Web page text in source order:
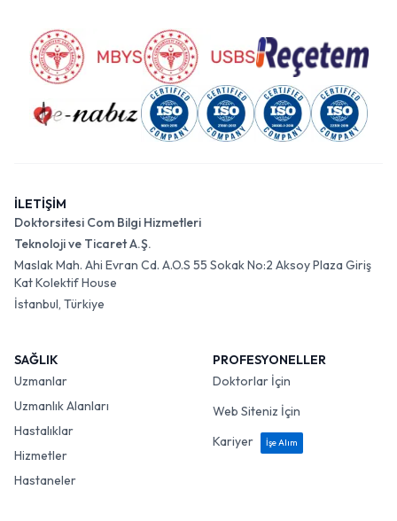
İLETİŞİM
Doktorsitesi Com Bilgi Hizmetleri
Teknoloji ve Ticaret A.Ş.
Maslak Mah. Ahi Evran Cd. A.O.S 55 Sokak No:2 Aksoy Plaza Giriş
Kat Kolektif House
İstanbul, Türkiye
SAĞLIK
Uzmanlar
Uzmanlık Alanları
Hastalıklar
Hizmetler
Hastaneler
PROFESYONELLER
Doktorlar İçin
Web Siteniz İçin
Kariyer
İşe Alım